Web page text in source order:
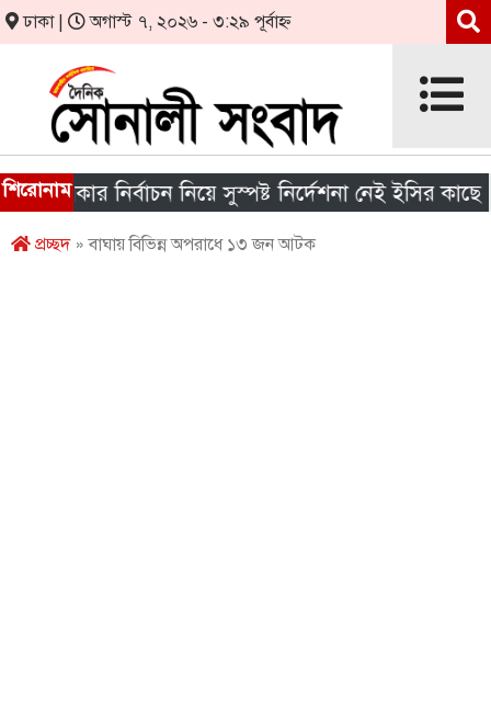
ঢাকা | অগাস্ট ৭, ২০২৬ - ৩:২৯ পূর্বাহ্ন
শিরোনামনির্বাচন নিয়ে সুস্পষ্ট নির্দেশনা নেই ইসির কাছে
প্রচ্ছদ» বাঘায় বিভিন্ন অপরাধে ১৩ জন আটক